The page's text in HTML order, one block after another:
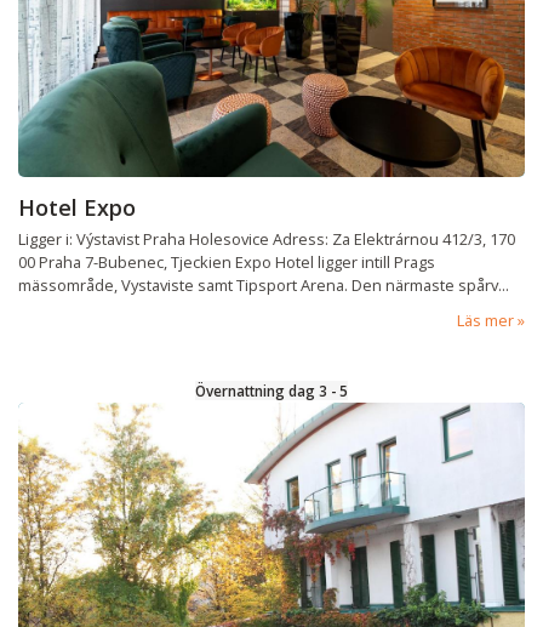
Hotel Expo
Ligger i: Výstavist Praha Holesovice Adress: Za Elektrárnou 412/3, 170
00 Praha 7-Bubenec, Tjeckien Expo Hotel ligger intill Prags
mässområde, Vystaviste samt Tipsport Arena. Den närmaste spårv...
Läs mer
Övernattning dag 3 - 5